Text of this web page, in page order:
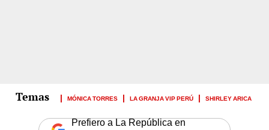
MÓNICA TORRES LA GRANJA VIP PERÚ SHIRLEY ARICA
Prefiero a La República en